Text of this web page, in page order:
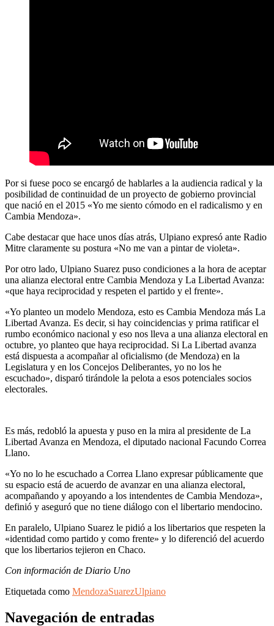
Por si fuese poco se encargó de hablarles a la audiencia radical y la
posibilidad de continuidad de un proyecto de gobierno provincial
que nació en el 2015 «Yo me siento cómodo en el radicalismo y en
Cambia Mendoza».
Cabe destacar que hace unos días atrás, Ulpiano expresó ante Radio
Mitre claramente su postura «No me van a pintar de violeta».
Por otro lado, Ulpiano Suarez puso condiciones a la hora de aceptar
una alianza electoral entre Cambia Mendoza y La Libertad Avanza:
«que haya reciprocidad y respeten el partido y el frente».
«Yo planteo un modelo Mendoza, esto es Cambia Mendoza más La
Libertad Avanza. Es decir, si hay coincidencias y prima ratificar el
rumbo económico nacional y eso nos lleva a una alianza electoral en
octubre, yo planteo que haya reciprocidad. Si La Libertad avanza
está dispuesta a acompañar al oficialismo (de Mendoza) en la
Legislatura y en los Concejos Deliberantes, yo no los he
escuchado», disparó tirándole la pelota a esos potenciales socios
electorales.
Es más, redobló la apuesta y puso en la mira al presidente de La
Libertad Avanza en Mendoza, el diputado nacional Facundo Correa
Llano.
«Yo no lo he escuchado a Correa Llano expresar públicamente que
su espacio está de acuerdo de avanzar en una alianza electoral,
acompañando y apoyando a los intendentes de Cambia Mendoza»,
definió y aseguró que no tiene diálogo con el libertario mendocino.
En paralelo, Ulpiano Suarez le pidió a los libertarios que respeten la
«identidad como partido y como frente» y lo diferenció del acuerdo
que los libertarios tejieron en Chaco.
Con información de Diario Uno
Etiquetada como MendozaSuarezUlpiano
Navegación de entradas